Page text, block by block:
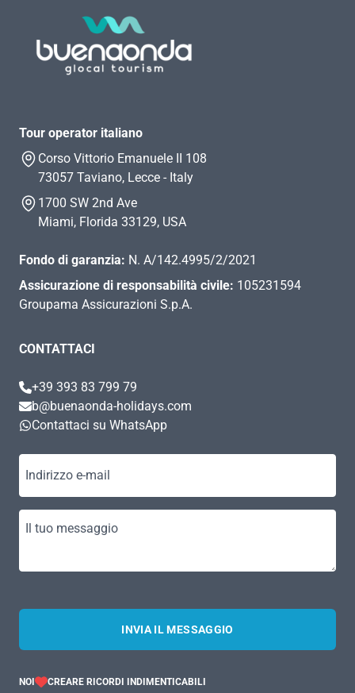
Tour operator italiano
Corso Vittorio Emanuele II 108
73057 Taviano, Lecce - Italy
1700 SW 2nd Ave
Miami, Florida 33129, USA
Fondo di garanzia: N. A/142.4995/2/2021
Assicurazione di responsabilità civile: 105231594
Groupama Assicurazioni S.p.A.
CONTATTACI
+39 393 83 799 79
b@buenaonda-holidays.com
Contattaci su WhatsApp
Indirizzo e-mail
Il tuo messaggio
INVIA IL MESSAGGIO
NOI CREARE RICORDI INDIMENTICABILI